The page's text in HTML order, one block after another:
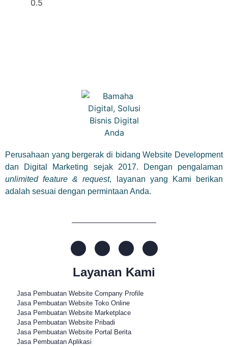
Perusahaan yang bergerak di bidang Website Development
dan Digital Marketing sejak 2017. Dengan pengalaman
unlimited feature & request, layanan yang Kami berikan
adalah sesuai dengan permintaan Anda.
Layanan Kami
Jasa Pembuatan Website Company Profile
Jasa Pembuatan Website Toko Online
Jasa Pembuatan Website Marketplace
Jasa Pembuatan Website Pribadi
Jasa Pembuatan Website Portal Berita
Jasa Pembuatan Aplikasi